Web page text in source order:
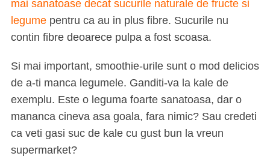
mai sanatoase decat sucurile naturale de fructe si
legumepentru ca au in plus fibre. Sucurile nu
contin fibre deoarece pulpa a fost scoasa.
Si mai important, smoothie-urile sunt o mod delicios
de a-ti manca legumele. Ganditi-va la kale de
exemplu. Este o leguma foarte sanatoasa, dar o
mananca cineva asa goala, fara nimic? Sau credeti
ca veti gasi suc de kale cu gust bun la vreun
supermarket?